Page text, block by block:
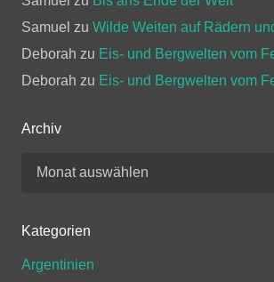
Samuel zu Wilde Weiten auf Rädern
Deborah zu Eis- und Bergwelten vom
Deborah zu Eis- und Bergwelten vom
Archiv
Archiv
Kategorien
Argentinien